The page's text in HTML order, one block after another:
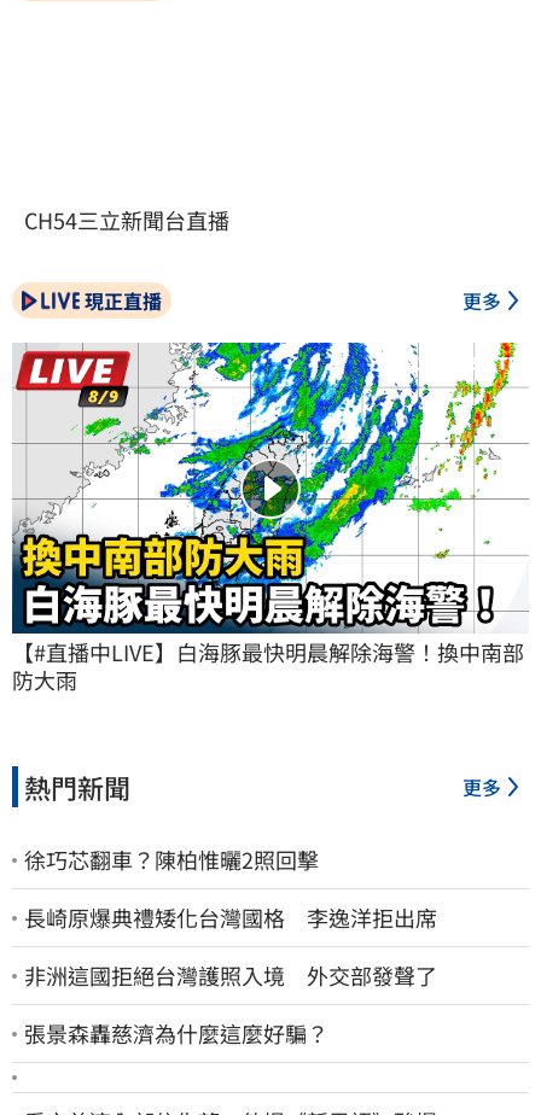
CH54三立新聞台直播
現正直播 更多
【#直播中LIVE】白海豚最快明晨解除海警！換中南部
防大雨
熱門新聞 更多
徐巧芯翻車？陳柏惟曬2照回擊
長崎原爆典禮矮化台灣國格 李逸洋拒出席
非洲這國拒絕台灣護照入境 外交部發聲了
張景森轟慈濟為什麼這麼好騙？